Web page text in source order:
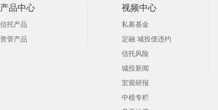
产品中心
信托产品
资管产品
视频中心
私募基金
定融 城投债违约
信托风险
城投新闻
宏观研报
中植专栏